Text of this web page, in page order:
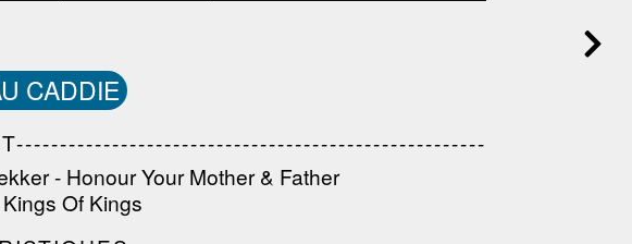
CADDIE
- Honour Your Mother & Father
Of Kings